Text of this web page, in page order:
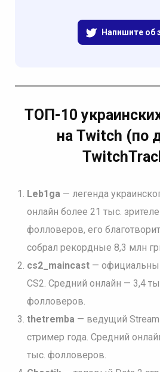
Напишите об
ТОП-10
на Twitch (по
Leb1ga — легенда
онлайн более 21 тыс.
фолловеров, его
собрал рекордные 8,3 млн
cs2_maincast—
CS2. Средний онлайн — 3,4
фолловеров.
thetremba — ведущий
стример года. Средний
тыс. фолловеров.